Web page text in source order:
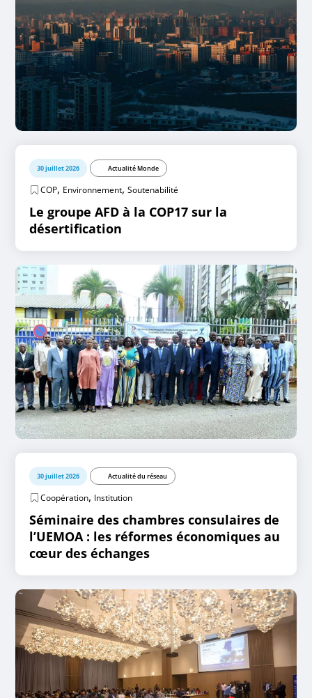
30 juillet 2026 Actualité Monde
COP, Environnement,Soutenabilité
Le groupe AFD à la COP17 sur la
désertification
30 juillet 2026 Actualité du réseau
Coopération, Institution
Séminaire des chambres consulaires de
l’UEMOA : les réformes économiques au
cœur des échanges